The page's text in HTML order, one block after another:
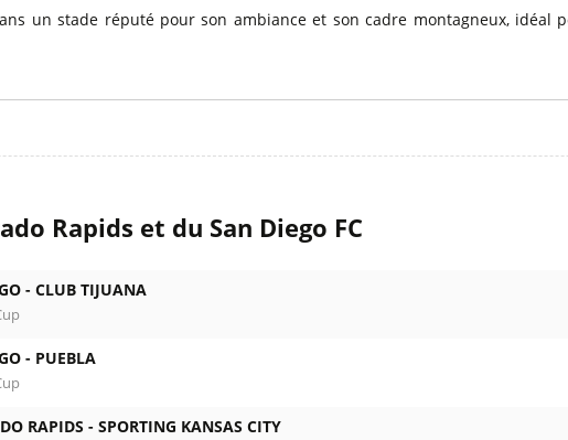
un stade réputé pour son ambiance et son cadre montagneux, idéal
Rapids et du San Diego FC
- CLUB TIJUANA
- PUEBLA
RAPIDS - SPORTING KANSAS CITY